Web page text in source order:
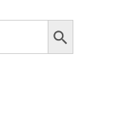
Search Button